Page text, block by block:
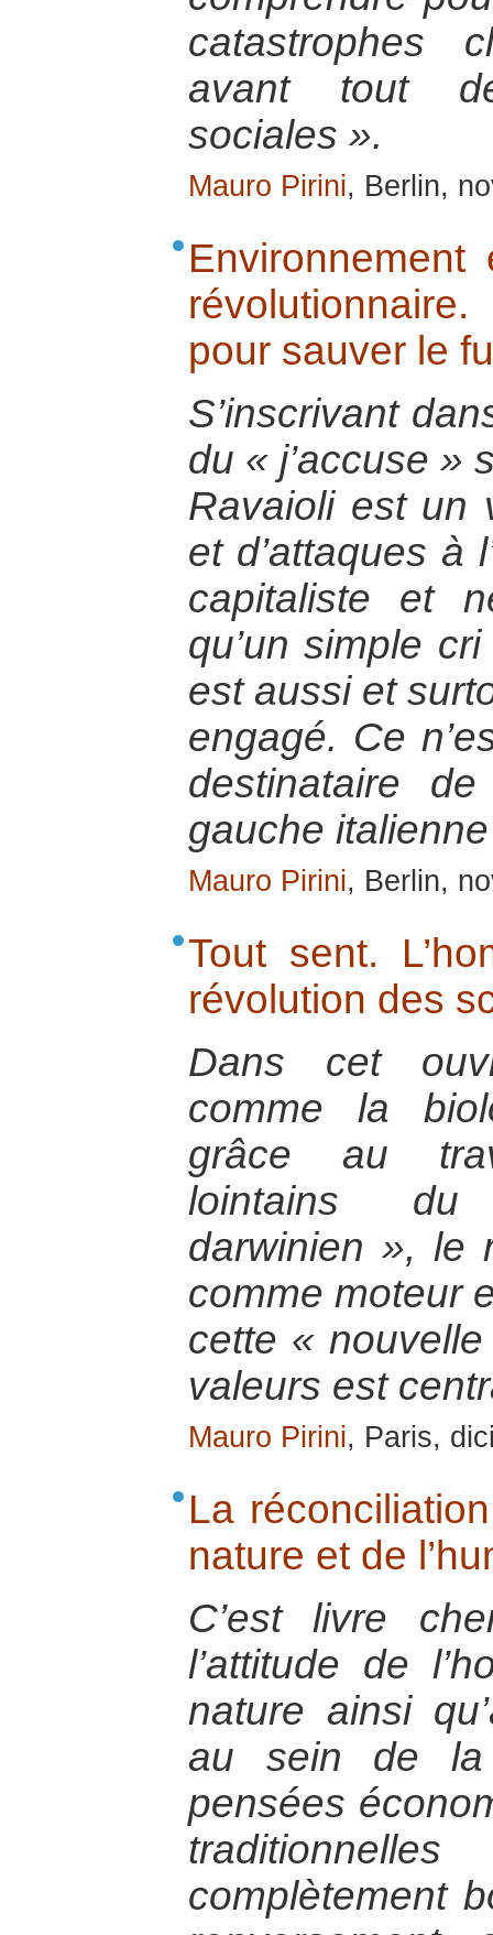
catastrophes
avant tout
sociales ».
Mauro Pirini, Berlin,
pour sauver le
S’inscrivant
du « j’accuse »
Ravaioli est un
et d’attaques à
capitaliste et
qu’un simple
est aussi et
engagé. Ce
destinataire
gauche
Mauro Pirini, Berlin,
Tout sent.
révolution des
Dans cet
comme la
grâce au
lointains du
darwinien », le
comme moteur
cette «
valeurs est
Mauro Pirini, Paris,
La
nature et de
C’est livre
l’attitude de
nature ainsi
au sein de la
pensées
complètement